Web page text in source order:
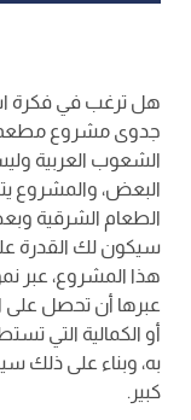
هل ترغب في فكرة
الشعوب العربية
البعض، والمشروع
الطعام الشرقية
سيكون لك القدرة
عبرها أن تحصل على
أو الكمالية التي
به، وبناء على ذلك
كبير.